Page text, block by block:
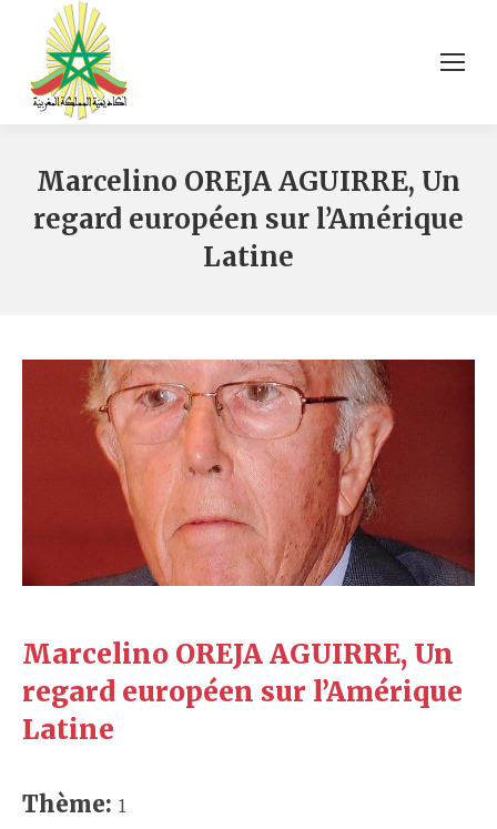
Marcelino OREJA AGUIRRE, Un
regard européen sur l’Amérique
Latine
Marcelino OREJA AGUIRRE, Un
regard européen sur l’Amérique
Latine
Thème: 1